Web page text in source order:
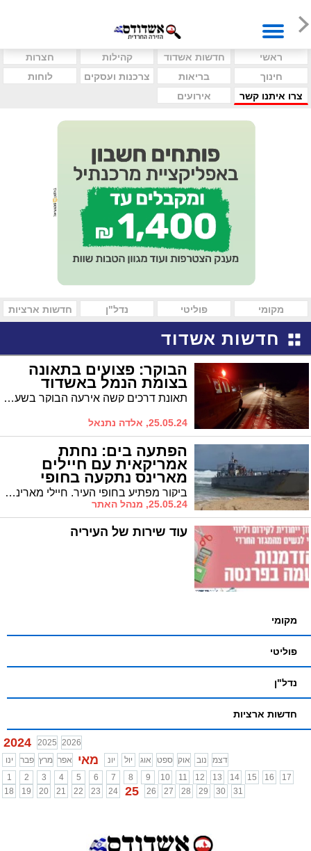
ראשי חדשות אשדוד קהילות
חצרות
חינוך
בריאות צרכנות ועסקים
לוחות
צרו איתנו קשר
אירועים
מקומי פוליטי נדל"ן חדשות ארציות
חדשות אשדוד
הבוקר: פצועים בתאונה
בצומת הנמל באשדוד
תאונת דרכים קשה אירעה הבוקר בשעה 04:32 בין שני כלי רכב, בכביש 7 סמוך לצומת נמל אשדוד לכיוון ניר גלים.
25.05.24, אלדה נתנאל
הפתעה בים: נחתת
אמריקאית עם חיילים
מארינס נתקעה בחופי
אשדוד - צפו בוידאו ביקור מפתיע בחופי העיר. חיילי מארינס מארה"ב שהיו על נחתת, חוו תקלה ונתקעו באחד מחופי העיר. צוותי ההצלה של אגף החופים סייעו להם
25.05.24, מנהל האתר
עוד שירות של העיריה
מקומי
פוליטי
נדל"ן
חדשות ארציות
2024 2025 2026
ינו
פבר מרץ אפר מאי יונ יול אוג ספט אוק נוב
דצמ
1
2 3 4 5 6 7 8 9 10 11 12 13 14 15 16
17
18
19 20 21 22 23 24 25 26 27 28 29 30 31